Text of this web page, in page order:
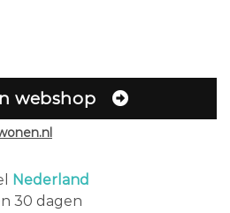
webshop
Nederland
30 dagen